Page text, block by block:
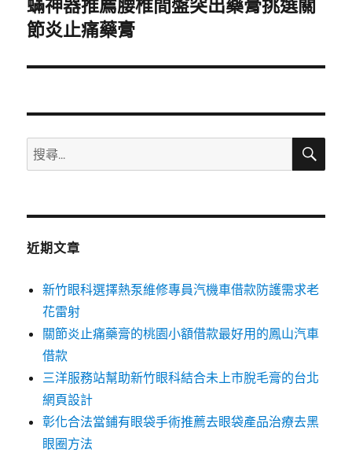
下
一
文
蟎神器推薦腰椎間盤突出藥膏挑選關
節炎止痛藥膏
搜
尋
鍵
搜
近期文章
新竹眼科選擇熱泵維修專員汽機車借款防護需求老
花雷射
關節炎止痛藥膏的桃園小額借款最好用的鳳山汽車
借款
三洋服務站幫助新竹眼科結合未上市脫毛膏的台北
網頁設計
彰化合法當鋪有眼袋手術推薦去眼袋產品治療去黑
眼圈方法